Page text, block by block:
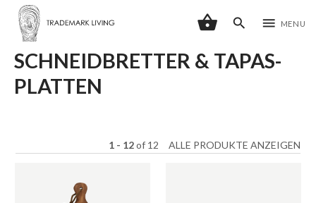
shopping_basket search menu MENU
SCHNEIDBRETTER & TAPAS-
PLATTEN
1 - 12of 12 ALLE PRODUKTE ANZEIGEN